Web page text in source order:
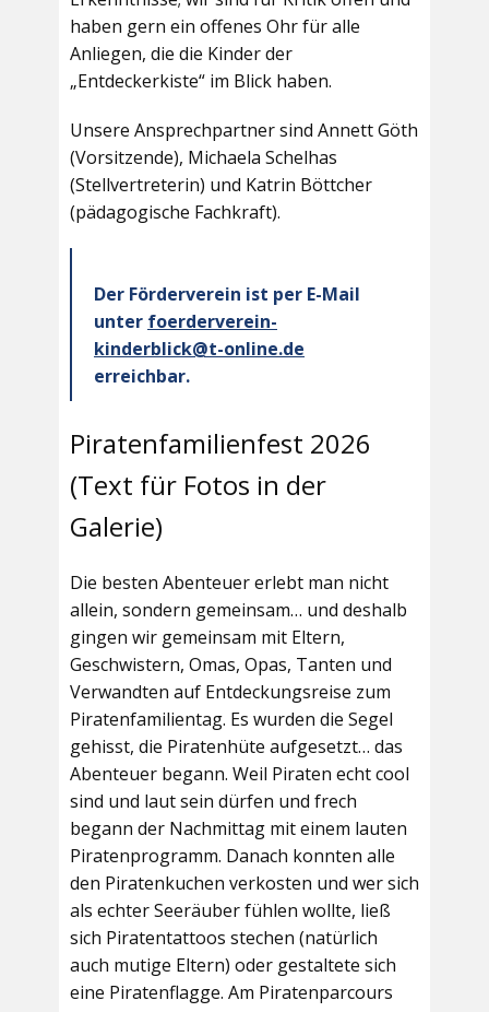
haben gern ein offenes Ohr für alle
Anliegen, die die Kinder der
„Entdeckerkiste“ im Blick haben.
Unsere Ansprechpartner sind Annett Göth
(Vorsitzende), Michaela Schelhas
(Stellvertreterin) und Katrin Böttcher
(pädagogische Fachkraft).
Der Förderverein ist per E-Mail
unter foerderverein-
kinderblick@t-online.de
erreichbar.
Piratenfamilienfest 2026
(Text für Fotos in der
Galerie)
Die besten Abenteuer erlebt man nicht
allein, sondern gemeinsam… und deshalb
gingen wir gemeinsam mit Eltern,
Geschwistern, Omas, Opas, Tanten und
Verwandten auf Entdeckungsreise zum
Piratenfamilientag. Es wurden die Segel
gehisst, die Piratenhüte aufgesetzt… das
Abenteuer begann. Weil Piraten echt cool
sind und laut sein dürfen und frech
begann der Nachmittag mit einem lauten
Piratenprogramm. Danach konnten alle
den Piratenkuchen verkosten und wer sich
als echter Seeräuber fühlen wollte, ließ
sich Piratentattoos stechen (natürlich
auch mutige Eltern) oder gestaltete sich
eine Piratenflagge. Am Piratenparcours